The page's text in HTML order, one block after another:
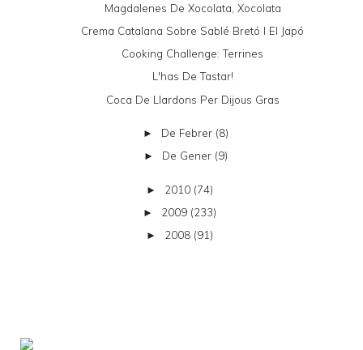
Magdalenes De Xocolata, Xocolata
Crema Catalana Sobre Sablé Bretó I El Japó
Cooking Challenge: Terrines
L'has De Tastar!
Coca De Llardons Per Dijous Gras
► De Febrer (8)
► De Gener (9)
► 2010 (74)
► 2009 (233)
► 2008 (91)